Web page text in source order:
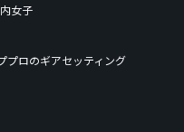
女子
プロのギアセッティング